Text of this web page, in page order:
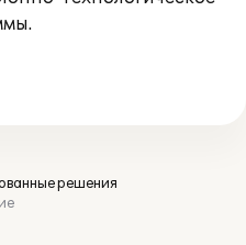
решения